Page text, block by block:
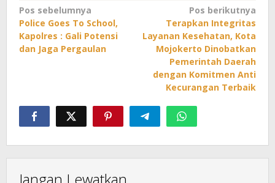
Navigasi
pos
Pos sebelumnya
Police Goes To School,
Kapolres : Gali Potensi
dan Jaga Pergaulan
Pos berikutnya
Terapkan Integritas
Layanan Kesehatan, Kota
Mojokerto Dinobatkan
Pemerintah Daerah
dengan Komitmen Anti
Kecurangan Terbaik
Jangan Lewatkan